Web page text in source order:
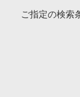
ご指定の検索